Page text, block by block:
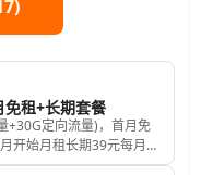
)
免租+长期套餐
+30G定向流量)，首月免
开始月租长期39元每月，
话费，归属地和号码都是